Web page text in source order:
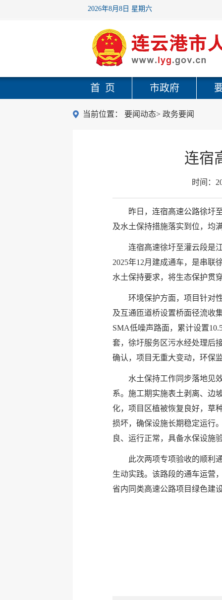
2026年8月8日 星期六
首 页 市政府
当前位置： 要闻动态> 政务要闻
连宿
时间：
昨日，连宿高速公路徐圩
及水土保持措施落实到位，均
连宿高速徐圩至灌云段是
2025年12月建成通车，是串联
水土保持要求，将生态保护贯
环境保护方面，项目针对
及互通匝道桥设置桥面径流收
SMA低噪声路面，累计设置
套，徐圩服务区污水经处理后
确认，项目无重大变动，环保
水土保持工作同步落地见
系。施工期实施表土剥离、边
化，项目区植被恢复良好，草
损坏，确保设施长期稳定运行
良、运行正常，具备水保设施
此次两项专项验收的顺利
生动实践。该路段的通车运营
省内同类高速公路项目绿色建